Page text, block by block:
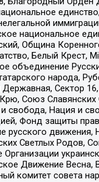
национальное
Община
Белый Крест,
объединение
народа,
Сектор
Союз Славянских
свобода, Нация и
Фонд защиты
русского
Светлых Родов,
Движение Весна,
комитет совета